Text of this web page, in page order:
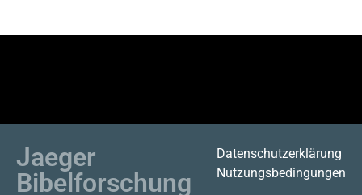
Jaeger
Bibelforschung
Datenschutzerklärung
Nutzungsbedingungen